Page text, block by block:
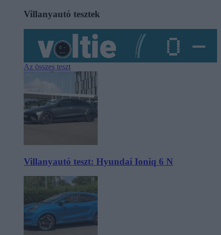
Villanyautó tesztek
Az összes teszt
Villanyautó teszt: Hyundai Ioniq 6 N